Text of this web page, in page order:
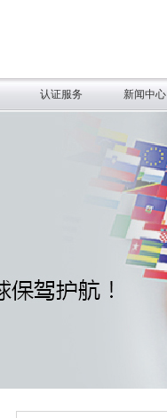
认证服务 新闻中心